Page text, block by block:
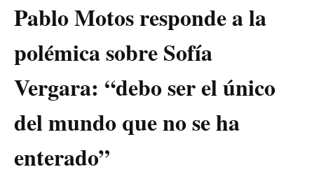
Pablo Motos responde a la
polémica sobre Sofía
Vergara: “debo ser el único
del mundo que no se ha
enterado”